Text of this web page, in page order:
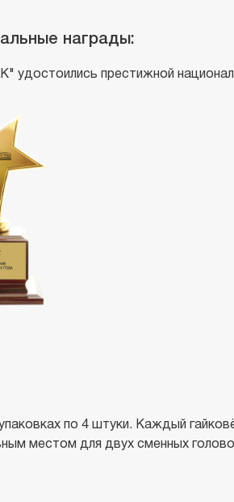
награды:
удостоились престижной
по 4 штуки. Каждый
местом для двух сменных